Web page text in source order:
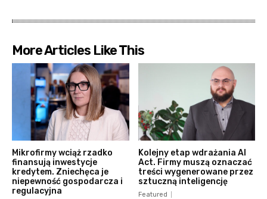
More Articles Like This
Mikrofirmy wciąż rzadko
finansują inwestycje
kredytem. Zniechęca je
niepewność gospodarcza i
regulacyjna
Kolejny etap wdrażania AI
Act. Firmy muszą oznaczać
treści wygenerowane przez
sztuczną inteligencję
Featured